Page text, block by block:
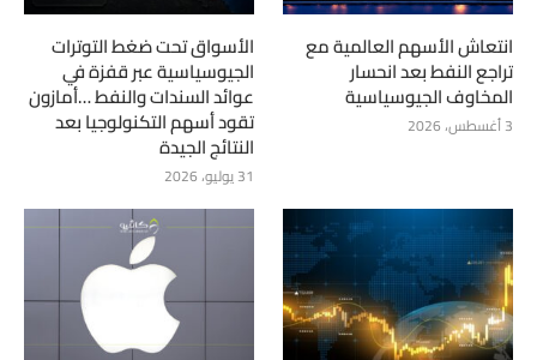
انتعاش الأسهم العالمية مع
تراجع النفط بعد انحسار
المخاوف الجيوسياسية
3 أغسطس، 2026
الأسواق تحت ضغط التوترات
الجيوسياسية عبر قفزة في
عوائد السندات والنفط …أمازون
تقود أسهم التكنولوجيا بعد
النتائج الجيدة
31 يوليو، 2026